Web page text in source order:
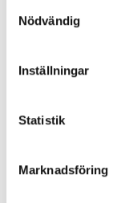
Nödvändig
Inställningar
Statistik
Marknadsföring